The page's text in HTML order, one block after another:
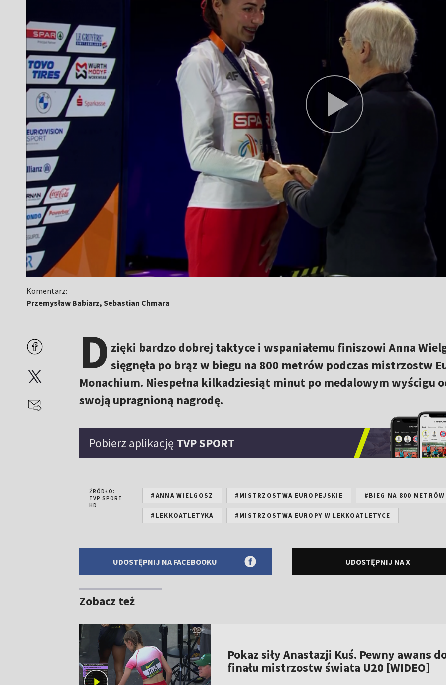
Komentarz:
Przemysław Babiarz, Sebastian Chmara
D zięki bardzo dobrej taktyce i wspaniałemu finiszowi Anna
sięgnęła po brąz w biegu na 800 metrów podczas mistrzostw
Monachium. Niespełna kilkadziesiąt minut po medalowym wyścigu
swoją upragnioną nagrodę.
Pobierz aplikację TVP SPORT
ŹRÓDŁO:
TVP SPORT
HD
#ANNA WIELGOSZ #MISTRZOSTWA EUROPEJSKIE #BIEG NA 800 METRÓW
#LEKKOATLETYKA #MISTRZOSTWA EUROPY W LEKKOATLETYCE
UDOSTĘPNIJ NA FACEBOOKU UDOSTĘPNIJ NA X
Zobacz też
Pokaz siły Anastazji Kuś. Pewny awans
finału mistrzostw świata U20 [WIDEO]